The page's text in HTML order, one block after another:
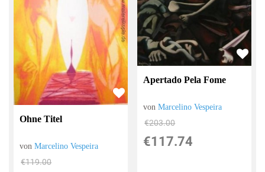
Ohne Titel
vonMarcelino Vespeira
€119.00
Apertado Pela Fome
vonMarcelino Vespeira
€203.00
€117.74